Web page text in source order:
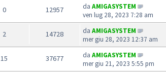
0 12957 da AMIGASYSTEM
ven lug 28, 2023 7:28 am
2 14728 da AMIGASYSTEM
mer giu 28, 2023 12:37 am
15 37677 da AMIGASYSTEM
mer giu 21, 2023 5:55 pm